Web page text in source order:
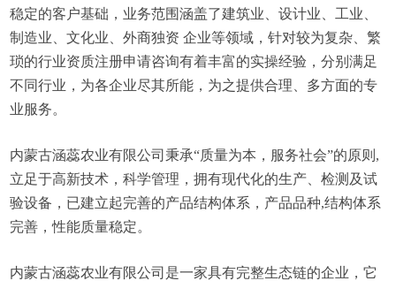
稳定的客户基础，业务范围涵盖了建筑业、设计业、工业、
制造业、文化业、外商独资 企业等领域，针对较为复杂、繁
琐的行业资质注册申请咨询有着丰富的实操经验，分别满足
不同行业，为各企业尽其所能，为之提供合理、多方面的专
业服务。
内蒙古涵蕊农业有限公司秉承“质量为本，服务社会”的原则,
立足于高新技术，科学管理，拥有现代化的生产、检测及试
验设备，已建立起完善的产品结构体系，产品品种,结构体系
完善，性能质量稳定。
内蒙古涵蕊农业有限公司是一家具有完整生态链的企业，它